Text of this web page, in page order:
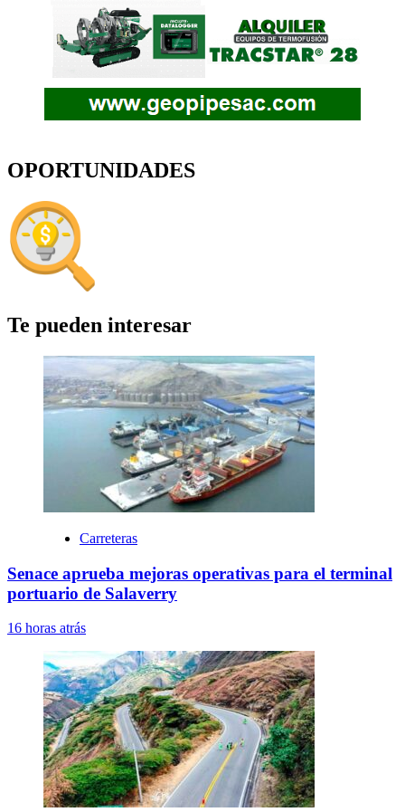
OPORTUNIDADES
Te pueden interesar
Carreteras
Senace aprueba mejoras operativas para el terminal
portuario de Salaverry
16 horas atrás